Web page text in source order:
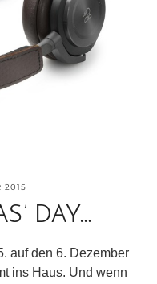
2015
DAY…
auf den 6. Dezember
ins Haus. Und wenn